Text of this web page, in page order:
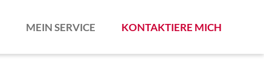
MEIN SERVICE KONTAKTIERE MICH